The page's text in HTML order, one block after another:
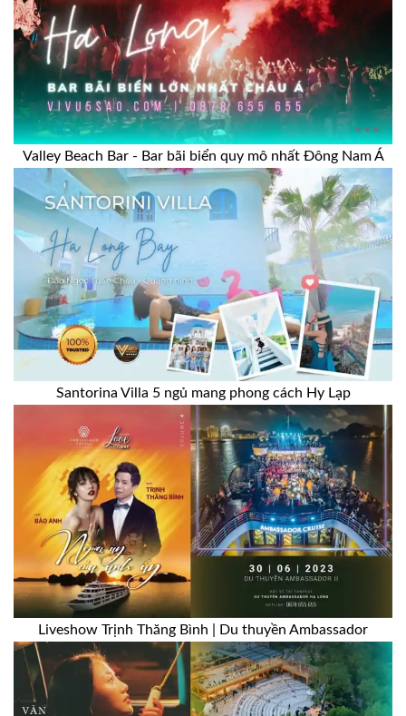
Valley Beach Bar - Bar bãi biển quy mô nhất Đông Nam Á
Santorina Villa 5 ngủ mang phong cách Hy Lạp
Liveshow Trịnh Thăng Bình | Du thuyền Ambassador